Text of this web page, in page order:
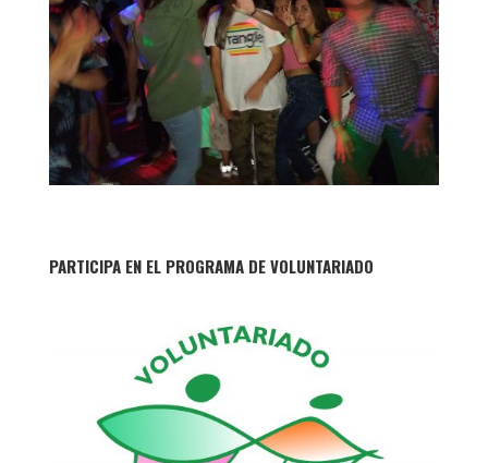
PARTICIPA EN EL PROGRAMA DE VOLUNTARIADO